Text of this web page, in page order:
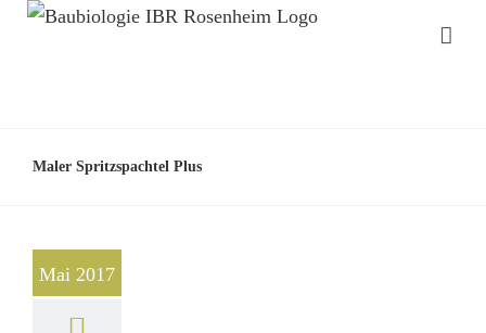
Maler Spritzspachtel Plus
Mai 2017